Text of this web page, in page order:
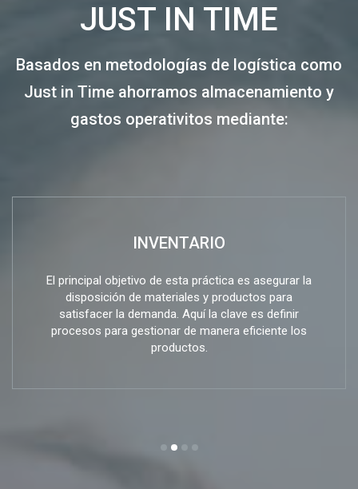
JUST IN TIME
Basados en metodologías de logística como
Just in Time ahorramos almacenamiento y
gastos operativitos mediante:
INVENTARIO
El principal objetivo de esta práctica es asegurar la
disposición de materiales y productos para
satisfacer la demanda. Aquí la clave es definir
procesos para gestionar de manera eficiente los
productos.